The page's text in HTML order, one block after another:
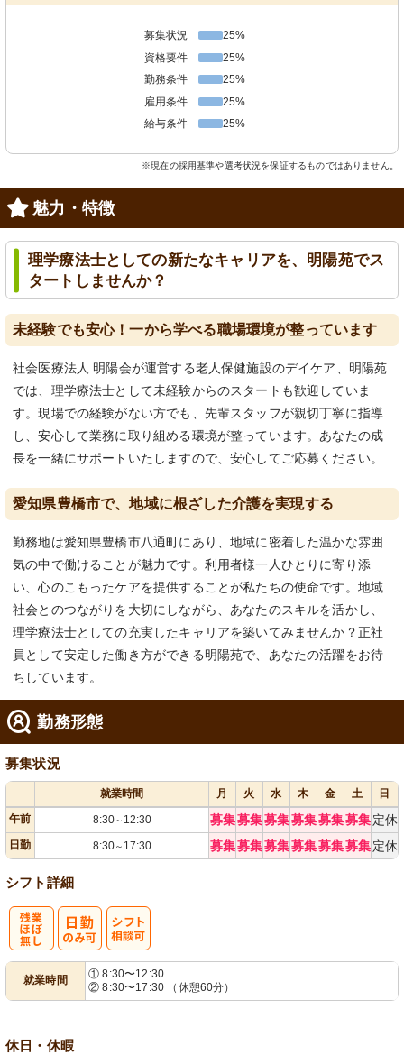
募集状況
25%
資格要件
25%
勤務条件
25%
雇用条件
25%
給与条件
25%
※現在の採用基準や選考状況を保証するものではありません。
魅力・特徴
理学療法士としての新たなキャリアを、明陽苑でス
タートしませんか？
未経験でも安心！一から学べる職場環境が整っています
社会医療法人 明陽会が運営する老人保健施設のデイケア、明陽苑
では、理学療法士として未経験からのスタートも歓迎していま
す。現場での経験がない方でも、先輩スタッフが親切丁寧に指導
し、安心して業務に取り組める環境が整っています。あなたの成
長を一緒にサポートいたしますので、安心してご応募ください。
愛知県豊橋市で、地域に根ざした介護を実現する
勤務地は愛知県豊橋市八通町にあり、地域に密着した温かな雰囲
気の中で働けることが魅力です。利用者様一人ひとりに寄り添
い、心のこもったケアを提供することが私たちの使命です。地域
社会とのつながりを大切にしながら、あなたのスキルを活かし、
理学療法士としての充実したキャリアを築いてみませんか？正社
員として安定した働き方ができる明陽苑で、あなたの活躍をお待
ちしています。
勤務形態
募集状況
就業時間 月 火 水 木 金 土
日
午前
8:30～ 12:30 募集募集募集募集募集募集 定休
日勤 8:30～ 17:30 募集募集募集募集募集募集 定休
シフト詳細
就業時間
① 8:30〜12:30
② 8:30〜17:30 （休憩60分）
休日・休暇